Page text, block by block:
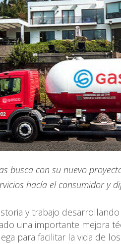
busca con su nuevo
hacía el consumidor y
y trabajo
una importante mejora
para facilitar la vida de